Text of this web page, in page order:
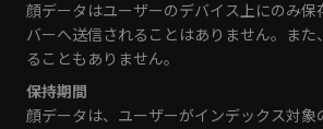
顔データはユーザーのデバイス上にのみ保
バーへ送信されることはありません。ま
ることもありません。
保持期間
顔データは、ユーザーがインデックス対象